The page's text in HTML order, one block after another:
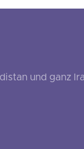
und ganz